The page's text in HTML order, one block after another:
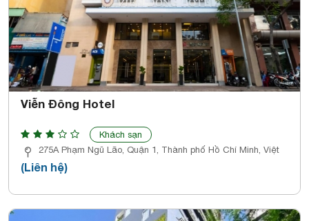
Viễn Đông Hotel
Khách sạn
275A Phạm Ngũ Lão, Quận 1, Thành phố Hồ Chí Minh, Việt
(Liên hệ)